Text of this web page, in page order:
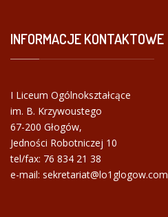
INFORMACJEKONTAKTOWE
I Liceum Ogólnokształcące
im. B. Krzywoustego
67-200 Głogów,
Jedności Robotniczej 10
tel/fax: 76 834 21 38
e-mail: sekretariat@lo1glogow.com